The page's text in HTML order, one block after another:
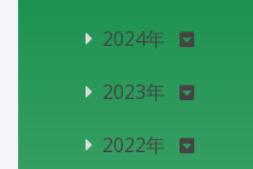
2024年
2023年
2022年